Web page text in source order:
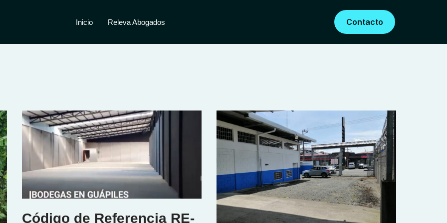
Inicio Releva Abogados Contacto
Código de Referencia RE-